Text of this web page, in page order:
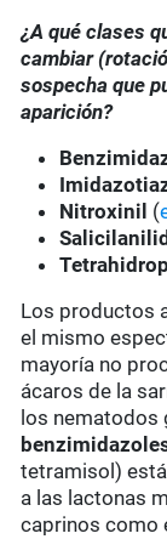
¿A qué clases
cambiar
sospecha que
aparición?
Nitroxinil (
Los productos
el mismo
mayoría no
ácaros de la
los
tetramisol)
a las lactonas
caprinos como